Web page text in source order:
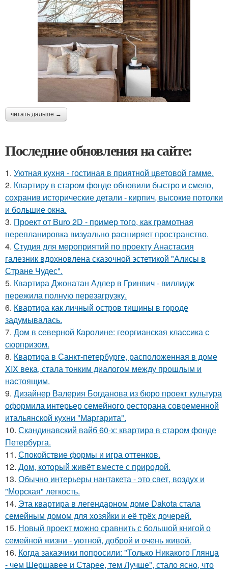
читать дальше →
Последние обновления на сайте:
1. Уютная кухня - гостиная в приятной цветовой гамме.
2. Квартиру в старом фонде обновили быстро и смело,
сохранив исторические детали - кирпич, высокие потолки
и большие окна.
3. Проект от Buro 2D - пример того, как грамотная
перепланировка визуально расширяет пространство.
4. Студия для мероприятий по проекту Анастасия
галезник вдохновлена сказочной эстетикой "Алисы в
Стране Чудес".
5. Квартира Джонатан Адлер в Гринвич - виллидж
пережила полную перезагрузку.
6. Квартира как личный остров тишины в городе
задумывалась.
7. Дом в северной Каролине: георгианская классика с
сюрпризом.
8. Квартира в Санкт-петербурге, расположенная в доме
XIX века, стала тонким диалогом между прошлым и
настоящим.
9. Дизайнер Валерия Богданова из бюро проект культура
оформила интерьер семейного ресторана современной
итальянской кухни "Маргарита".
10. Скандинавский вайб 60-х: квартира в старом фонде
Петербурга.
11. Спокойствие формы и игра оттенков.
12. Дом, который живёт вместе с природой.
13. Обычно интерьеры нантакета - это свет, воздух и
"Морская" легкость.
14. Эта квартира в легендарном доме Dakota стала
семейным домом для хозяйки и её трёх дочерей.
15. Новый проект можно сравнить с большой книгой о
семейной жизни - уютной, доброй и очень живой.
16. Когда заказчики попросили: "Только Никакого Глянца
- чем Шершавее и Старее, тем Лучше", стало ясно, что